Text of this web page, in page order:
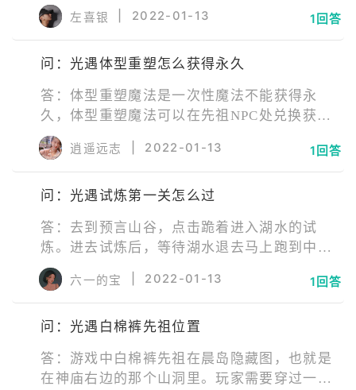
中找到并点击购买小王子的围巾礼包，即可获
得围巾斗篷。
左喜银 2022-01-13 1回答
问：光遇体型重塑怎么获得永久
答：体型重塑魔法是一次性魔法不能获得永
久，体型重塑魔法可以在先祖NPC处兑换获
得。五个爱心蜡烛兑换一次，并且是随机获得
的，玩家还有很大概率获得其他几种魔法。体
型重塑魔法还可以从活动中获得。
逍遥远志 2022-01-13 1回答
问：光遇试炼第一关怎么过
答：去到预言山谷，点击跪着进入湖水的试
炼。进去试炼后，等待湖水退去马上跑到中间
的石碑处。迅速点火，存档的同时还能让石碑
底下的台子浮起来，避免被湖水淹没。当跑到
后面的时候，石碑的距离会越来越远，要跑向
湖水涨起来不会被淹没到的平台那里，等待机
六一的宝 2022-01-13 1回答
问：光遇白棉裤先祖位置
答：游戏中白棉裤先祖在晨岛隐藏图，也就是
在神庙右边的那个山洞里。玩家需要穿过一段